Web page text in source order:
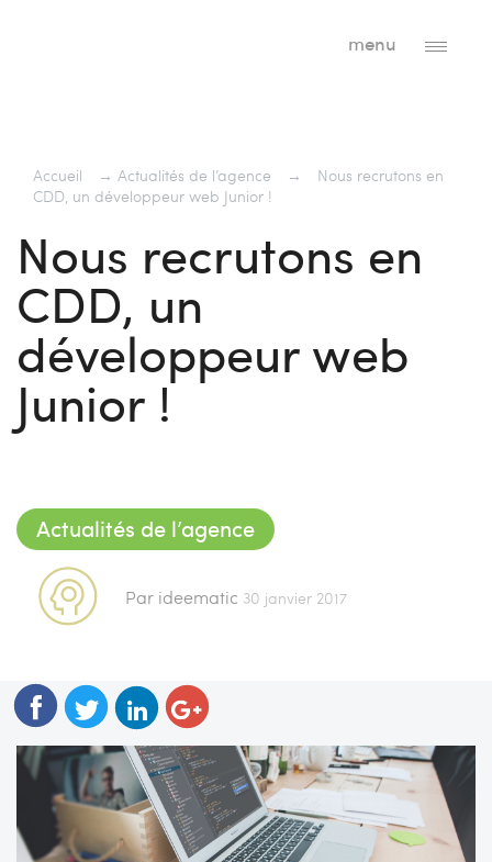
menu
Accueil → Actualités de l’agence →
Nous recrutons en
CDD, un développeur web Junior !
Nous recrutons en
CDD, un
développeur web
Junior !
Actualités de l’agence
Par ideematic 30 janvier 2017